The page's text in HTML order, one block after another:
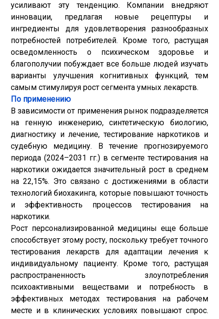
усиливают эту тенденцию. Компании внедряют
инновации, предлагая новые рецептуры и
ингредиенты для удовлетворения разнообразных
потребностей потребителей. Кроме того, растущая
осведомленность о психическом здоровье и
благополучии побуждает все больше людей изучать
варианты улучшения когнитивных функций, тем
самым стимулируя рост сегмента умных лекарств.
По применению
В зависимости от применения рынок подразделяется
на генную инженерию, синтетическую биологию,
диагностику и лечение, тестирование наркотиков и
судебную медицину. В течение прогнозируемого
периода (2024–2031 гг.) в сегменте тестирования на
наркотики ожидается значительный рост в среднем
на 22,15%. Это связано с достижениями в области
технологий биохакинга, которые повышают точность
и эффективность процессов тестирования на
наркотики.
Рост персонализированной медицины еще больше
способствует этому росту, поскольку требует точного
тестирования лекарств для адаптации лечения к
индивидуальному пациенту. Кроме того, растущая
распространенность злоупотребления
психоактивными веществами и потребность в
эффективных методах тестирования на рабочем
месте и в клинических условиях повышают спрос.